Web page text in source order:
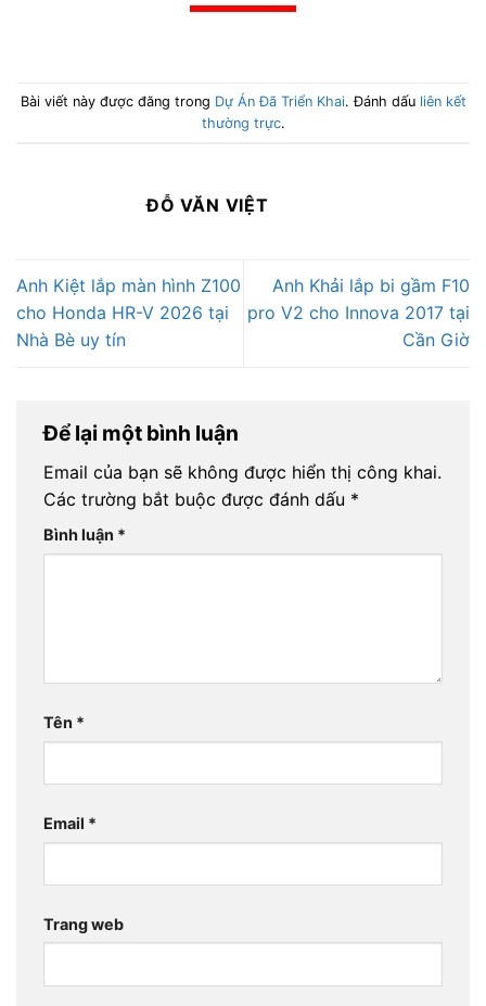
Bài viết này được đăng trong Dự Án Đã Triển Khai. Đánh dấu liên kết
thường trực.
ĐỖ VĂN VIỆT
Anh Kiệt lắp màn hình Z100
cho Honda HR-V 2026 tại
Nhà Bè uy tín
Anh Khải lắp bi gầm F10
pro V2 cho Innova 2017 tại
Cần Giờ
Để lại một bình luận
Email của bạn sẽ không được hiển thị công khai.
Các trường bắt buộc được đánh dấu *
Bình luận *
Tên *
Email *
Trang web